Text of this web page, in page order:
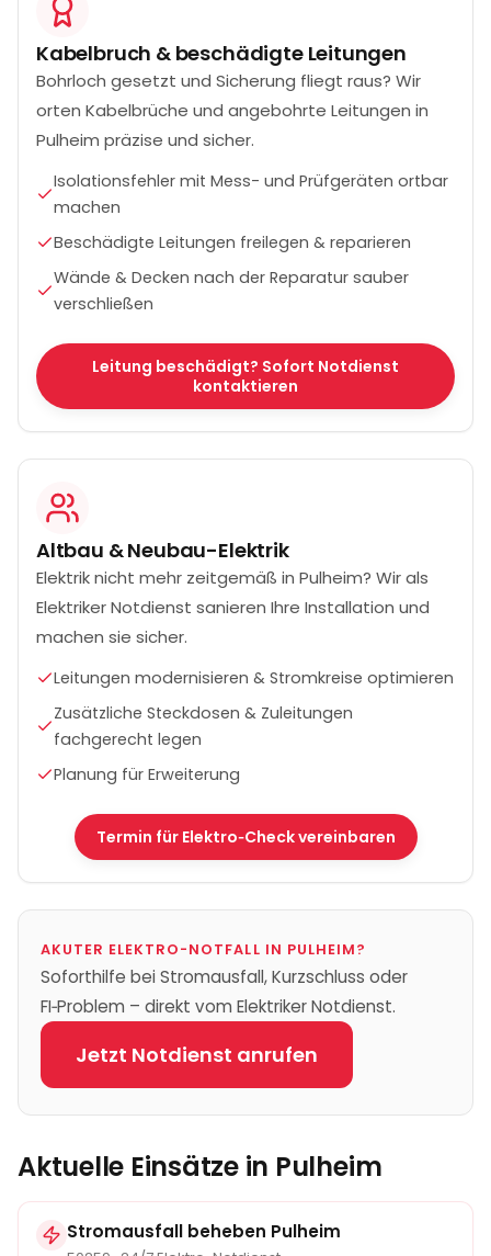
Kabelbruch & beschädigte Leitungen
Bohrloch gesetzt und Sicherung fliegt raus? Wir
orten Kabelbrüche und angebohrte Leitungen in
Pulheim präzise und sicher.
Isolationsfehler mit Mess- und Prüfgeräten ortbar
machen
Beschädigte Leitungen freilegen & reparieren
Wände & Decken nach der Reparatur sauber
verschließen
Leitung beschädigt? Sofort Notdienst
kontaktieren
Altbau & Neubau-Elektrik
Elektrik nicht mehr zeitgemäß in Pulheim? Wir als
Elektriker Notdienst sanieren Ihre Installation und
machen sie sicher.
Leitungen modernisieren & Stromkreise optimieren
Zusätzliche Steckdosen & Zuleitungen
fachgerecht legen
Planung für Erweiterung
Termin für Elektro‑Check vereinbaren
AKUTER ELEKTRO-NOTFALL IN PULHEIM?
Soforthilfe bei Stromausfall, Kurzschluss oder
FI‑Problem – direkt vom Elektriker Notdienst.
Jetzt Notdienst anrufen
Aktuelle Einsätze in Pulheim
Stromausfall beheben Pulheim